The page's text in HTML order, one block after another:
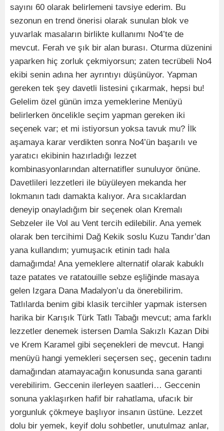
sayını 60 olarak belirlemeni tavsiye ederim. Bu
sezonun en trend önerisi olarak sunulan blok ve
yuvarlak masaların birlikte kullanımı No4’te de
mevcut. Ferah ve şık bir alan burası. Oturma düzenini
yaparken hiç zorluk çekmiyorsun; zaten tecrübeli No4
ekibi senin adına her ayrıntıyı düşünüyor. Yapman
gereken tek şey davetli listesini çıkarmak, hepsi bu!
Gelelim özel günün imza yemeklerine Menüyü
belirlerken öncelikle seçim yapman gereken iki
seçenek var; et mi istiyorsun yoksa tavuk mu? İlk
aşamaya karar verdikten sonra No4’ün başarılı ve
yaratıcı ekibinin hazırladığı lezzet
kombinasyonlarından alternatifler sunuluyor önüne.
Davetlileri lezzetleri ile büyüleyen mekanda her
lokmanın tadı damakta kalıyor. Ara sıcaklardan
deneyip onayladığım bir seçenek olan Kremalı
Sebzeler ile Vol au Vent tercih edilebilir. Ana yemek
olarak ben tercihimi Dağ Kekik soslu Kuzu Tandır’dan
yana kullandım; yumuşacık etinin tadı hala
damağımda! Ana yemeklere alternatif olarak kabuklı
taze patates ve ratatouille sebze eşliğinde masaya
gelen Izgara Dana Madalyon’u da önerebilirim.
Tatlılarda benim gibi klasik tercihler yapmak istersen
harika bir Karışık Türk Tatlı Tabağı mevcut; ama farklı
lezzetler denemek istersen Damla Sakızlı Kazan Dibi
ve Krem Karamel gibi seçenekleri de mevcut. Hangi
menüyü hangi yemekleri seçersen seç, gecenin tadını
damağından atamayacağın konusunda sana garanti
verebilirim. Geccenin ilerleyen saatleri… Geccenin
sonuna yaklaşırken hafif bir rahatlama, ufacık bir
yorgunluk çökmeye başlıyor insanın üstüne. Lezzet
dolu bir yemek, keyif dolu sohbetler, unutulmaz anlar,